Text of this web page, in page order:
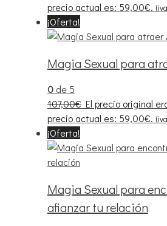
precio actual es: 59,00€.
¡Oferta!
Magia Sexual para
0 de 5
107,00€ El precio original
precio actual es: 59,00€.
¡Oferta!
Magia Sexual para
afianzar tu relación